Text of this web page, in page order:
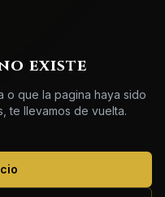
existe
o que la pagina haya sido
te llevamos de vuelta.